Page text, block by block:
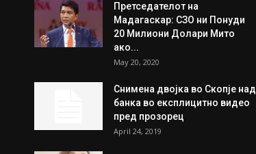
Претседателот на
Мадагаскар: СЗО ни Понуди
20 Милиони Долари Мито
ако...
May 20, 2020
Снимена двојка во Скопје над
банка во експлицитно видео
пред прозорец
April 24, 2019